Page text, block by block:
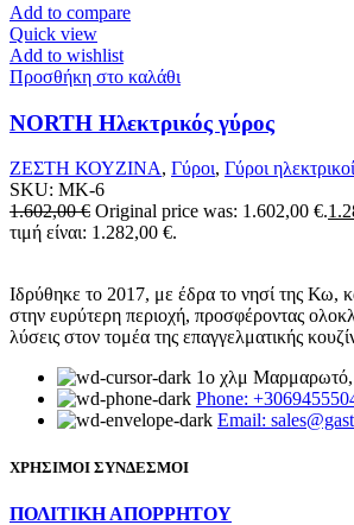
Add to compare
Quick view
Add to wishlist
Προσθήκη στο καλάθι
NORTH Ηλεκτρικός γύρος
ΖΕΣΤΗ ΚΟΥΖΙΝΑ, Γύροι, Γύροι ηλεκτρικοί
SKU: MK-6
1.602,00€ Original price was: 1.602,00 €.
τιμή είναι: 1.282,00 €.
Ιδρύθηκε το 2017, με έδρα το νησί της Κω,
στην ευρύτερη περιοχή, προσφέροντας
λύσεις στον τομέα της επαγγελματικής
1ο χλμ
Phone:
Email:
ΧΡΗΣΙΜΟΙ ΣΥΝΔΕΣΜΟΙ
ΠΟΛΙΤΙΚΗ ΑΠΟΡΡΗΤΟΥ